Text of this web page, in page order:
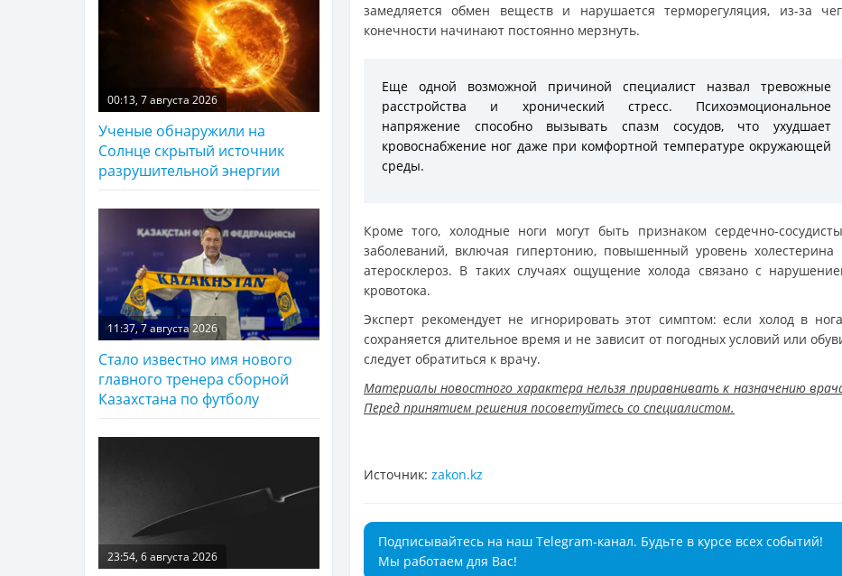
замедляется обмен веществ и нарушается терморегуляция, из-за
конечности начинают постоянно мерзнуть.
Еще одной возможной причиной специалист назвал тревожные
расстройства и хронический стресс. Психоэмоциональное
напряжение способно вызывать спазм сосудов, что ухудшает
кровоснабжение ног даже при комфортной температуре окружающей
среды.
Кроме того, холодные ноги могут быть признаком сердечно-
заболеваний, включая гипертонию, повышенный уровень холестерина
атеросклероз. В таких случаях ощущение холода связано с
кровотока.
Эксперт рекомендует не игнорировать этот симптом: если холод в
сохраняется длительное время и не зависит от погодных условий или
следует обратиться к врачу.
Материалы новостного характера нельзя приравнивать к назначению
Перед принятием решения посоветуйтесь со специалистом.
Источник: zakon.kz
Подписывайтесь на наш Telegram-канал. Будьте в курсе всех событий!
Мы работаем для Вас!
00:13, 7 августа 2026
Ученые обнаружили на
Солнце скрытый источник
разрушительной энергии
11:37, 7 августа 2026
Стало известно имя нового
главного тренера сборной
Казахстана по футболу
23:54, 6 августа 2026